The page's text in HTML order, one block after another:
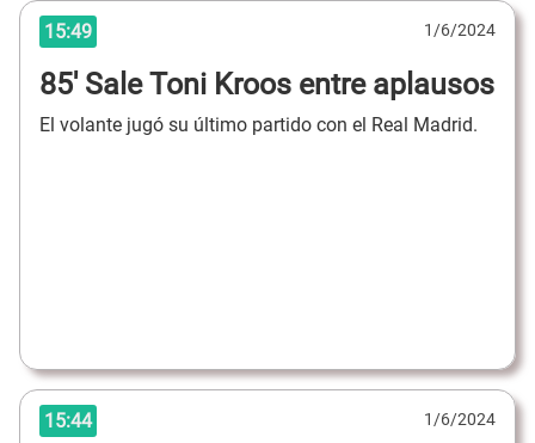
15:49 1/6/2024
85' Sale Toni Kroos entre aplausos
El volante jugó su último partido con el Real Madrid.
15:44 1/6/2024